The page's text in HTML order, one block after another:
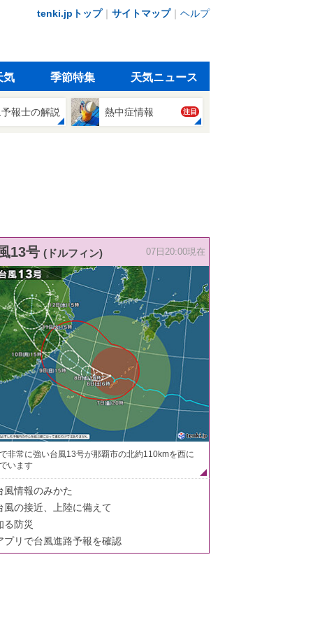
tenki.jpトップ｜ サイトマップ｜ ヘルプ
気 季節特集 天気ニュース
報士の解説 熱中症情報 注目
13号 (ドルフィン) 07日20:00現在
非常に強い台風13号が那覇市の北約110kmを西に
います
風情報のみかた
風の接近、上陸に備えて
る防災
プリで台風進路予報を確認